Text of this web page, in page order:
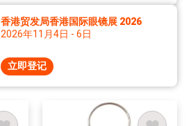
香港贸发局香港国际眼镜展 2026
2026年11月4日 - 6日
立即登记